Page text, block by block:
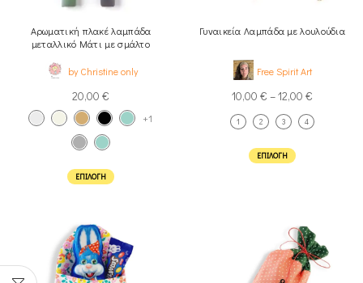
Αρωματική πλακέ λαμπάδα
μεταλλικό Μάτι με σμάλτο
by Christine only
20,00 €
+1
ΕΠΙΛΟΓΉ
Γυναικεία Λαμπάδα με λουλούδια
Free Spirit Art
10,00 € –12,00 €
1 2 3 4
ΕΠΙΛΟΓΉ